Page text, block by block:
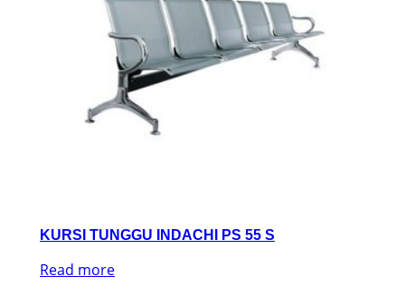
KURSI TUNGGU INDACHI PS 55 S
Read more